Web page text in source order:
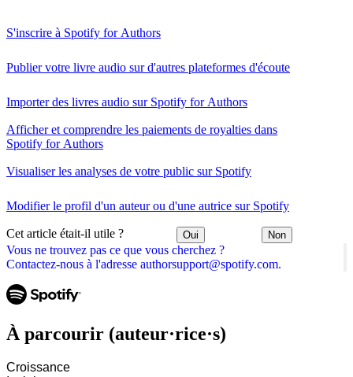
Vous ne trouvez pas ce que vous cherchez ?
Contactez-nous à l'adresse authorsupport@spotify.com.
S'inscrire à Spotify for Authors
Publier votre livre audio sur d'autres plateformes d'écoute
Importer des livres audio sur Spotify for Authors
Afficher et comprendre les paiements de royalties dans
Spotify for Authors
Visualiser les analyses de votre public sur Spotify
Modifier le profil d'un auteur ou d'une autrice sur Spotify
Cet article était-il utile ? Oui Non
À parcourir (auteur·rice·s)
Croissance